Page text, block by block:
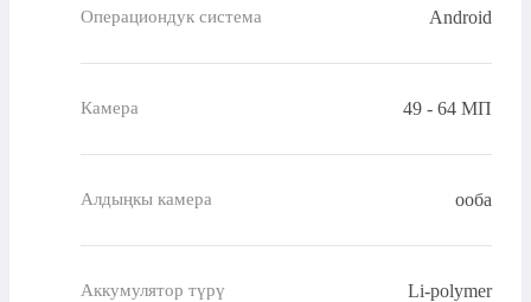
Операциондук система Android
Камера 49 - 64 МП
Алдыңкы камера ооба
Аккумулятор түрү Li-polymer